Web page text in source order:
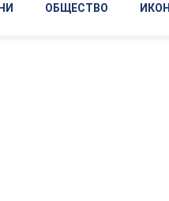
ОБЩЕСТВО